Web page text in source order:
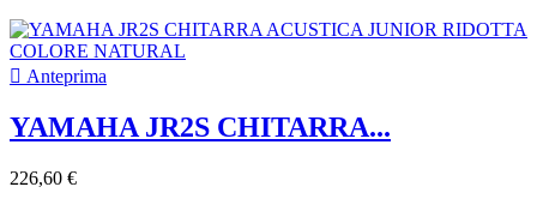
 Anteprima
YAMAHA JR2S CHITARRA...
226,60 €